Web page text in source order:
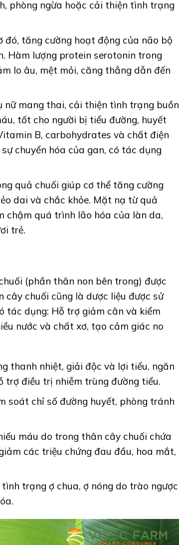
phòng ngừa hoặc cải thiện tình trạng
đó, tăng cường hoạt động của não bộ
Hàm lượng protein serotonin trong
lo âu, mệt mỏi, căng thẳng dẫn đến
nữ mang thai, cải thiện tình trạng buồn
tốt cho người bị tiểu đường, huyết
B, carbohydrates và chất điện
chuyển hóa của gan, có tác dụng
quả chuối giúp cơ thể tăng cường
dai và chắc khỏe. Mặt nạ từ quả
chậm quá trình lão hóa của làn da,
trẻ.
(phần thân non bên trong) được
cây chuối cũng là dược liệu được sử
tác dụng: Hỗ trợ giảm cân và kiểm
nước và chất xơ, tạo cảm giác no
thanh nhiệt, giải độc và lợi tiểu, ngăn
trợ điều trị nhiễm trùng đường tiểu.
soát chỉ số đường huyết, phòng tránh
máu do trong thân cây chuối chứa
các triệu chứng đau đầu, hoa mắt,
trạng ợ chua, ợ nóng do trào ngược